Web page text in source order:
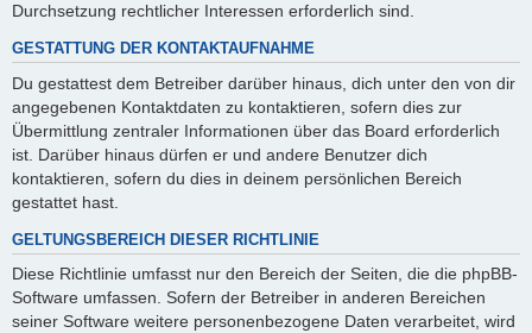
Durchsetzung rechtlicher Interessen erforderlich sind.
GESTATTUNG DER KONTAKTAUFNAHME
Du gestattest dem Betreiber darüber hinaus, dich unter den von dir
angegebenen Kontaktdaten zu kontaktieren, sofern dies zur
Übermittlung zentraler Informationen über das Board erforderlich
ist. Darüber hinaus dürfen er und andere Benutzer dich
kontaktieren, sofern du dies in deinem persönlichen Bereich
gestattet hast.
GELTUNGSBEREICH DIESER RICHTLINIE
Diese Richtlinie umfasst nur den Bereich der Seiten, die die phpBB-
Software umfassen. Sofern der Betreiber in anderen Bereichen
seiner Software weitere personenbezogene Daten verarbeitet, wird